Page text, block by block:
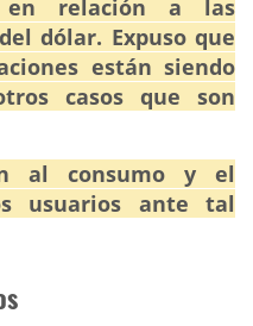
en relación a las
dólar. Expuso que
están siendo
casos que son
al consumo y el
usuarios ante tal